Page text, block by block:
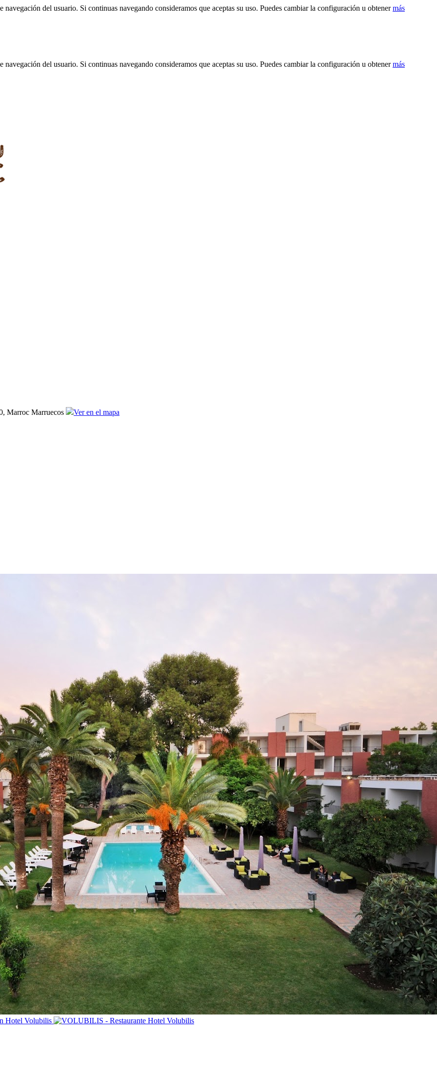
del usuario. Si continuas navegando consideramos que aceptas su uso. Puedes cambiar la configuración u obtenermás
del usuario. Si continuas navegando consideramos que aceptas su uso. Puedes cambiar la configuración u obtenermás
Marroc Marruecos Ver en el mapa